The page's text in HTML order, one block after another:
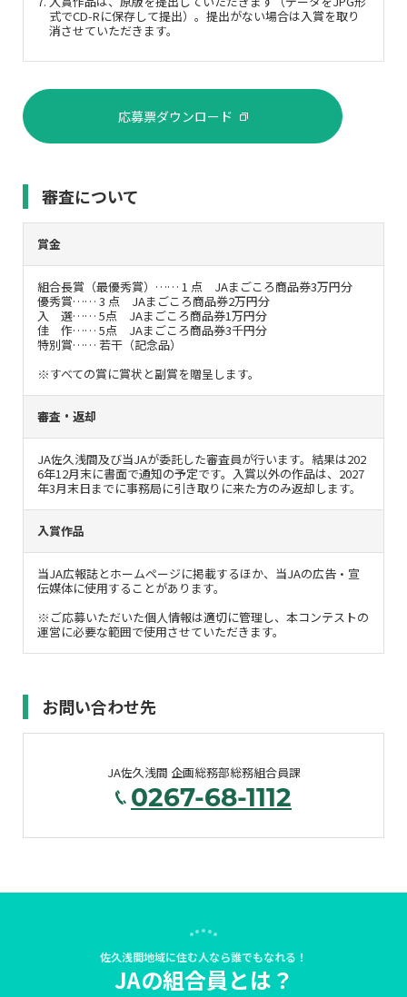
式でCD-Rに保存して提出）。提出がない場合は入賞を取り
消させていただきます。
応募票ダウンロード
審査について
賞金
組合長賞（最優秀賞）…… 1 点 JAまごころ商品券3万円分
優秀賞…… 3 点 JAまごころ商品券2万円分
入 選…… 5点 JAまごころ商品券1万円分
佳 作…… 5点 JAまごころ商品券3千円分
特別賞…… 若干（記念品）
※すべての賞に賞状と副賞を贈呈します。
審査・返却
JA佐久浅間及び当JAが委託した審査員が行います。結果は202
6年12月末に書面で通知の予定です。入賞以外の作品は、2027
年3月末日までに事務局に引き取りに来た方のみ返却します。
入賞作品
当JA広報誌とホームページに掲載するほか、当JAの広告・宣
伝媒体に使用することがあります。
※ご応募いただいた個人情報は適切に管理し、本コンテストの
運営に必要な範囲で使用させていただきます。
お問い合わせ先
JA佐久浅間 企画総務部総務組合員課
0267-68-1112
佐久浅間地域に住む人なら誰でもなれる！
JAの組合員とは？